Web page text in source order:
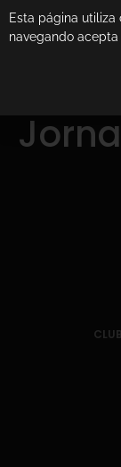
Esta página
navegando acepta